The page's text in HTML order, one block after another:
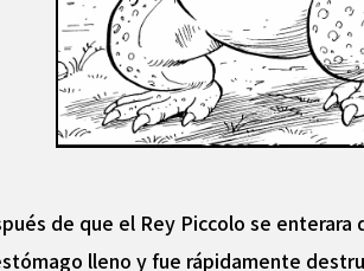
de que el Rey Piccolo se enterara
lleno y fue rápidamente